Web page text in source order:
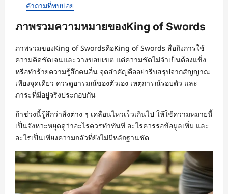
คำถามที่พบบ่อย
ภาพรวมความหมายของKing of Swords
ภาพรวมของKing of SwordsคือKing of Swords สื่อถึงการใช้
ความคิดชัดเจนและวางขอบเขต แต่ความชัดไม่จำเป็นต้องแข็ง
หรือทำร้ายความรู้สึกคนอื่น จุดสำคัญคืออย่ารีบสรุปจากสัญญาณ
เพียงจุดเดียว ควรดูอารมณ์ของตัวเอง เหตุการณ์รอบตัว และ
ภาระที่มีอยู่จริงประกอบกัน
ถ้าช่วงนี้รู้สึกว่าสิ่งต่าง ๆ เคลื่อนไหวเร็วเกินไป ให้ใช้ความหมายนี้
เป็นจังหวะหยุดดูว่าอะไรควรทำทันที อะไรควรรอข้อมูลเพิ่ม และ
อะไรเป็นเพียงความกลัวที่ยังไม่มีหลักฐานชัด